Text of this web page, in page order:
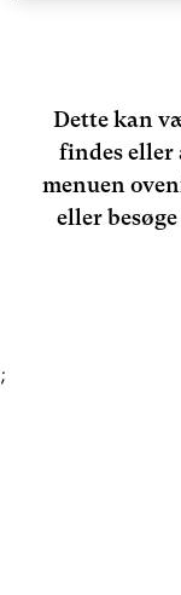
Dette kan
findes eller
menuen
eller
;